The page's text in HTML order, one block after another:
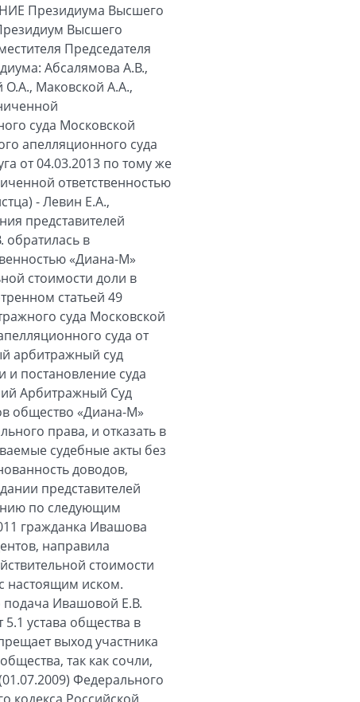
Президиума Высшего
Высшего
Председателя
Абсалямова А.В.,
О.А., Маковской А.А.,
суда Московской
апелляционного суда
от 04.03.2013 по тому же
ответственностью
- Левин Е.А.,
представителей
обратилась в
«Диана-М»
стоимости доли в
статьей 49
суда Московской
суда от
арбитражный суд
и постановление суда
Арбитражный Суд
общество «Диана-М»
права, и отказать в
судебные акты без
доводов,
представителей
по следующим
гражданка Ивашова
направила
стоимости
настоящим иском.
подача Ивашовой Е.В.
устава общества в
выход участника
так как сочли,
Федерального